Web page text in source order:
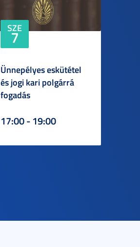
SZE
7
Ünnepélyes eskütétel
és jogi kari polgárrá
fogadás
17:00 - 19:00